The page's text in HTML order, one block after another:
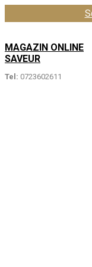
MAGAZIN ONLINE
SAVEUR
Tel: 0723602611